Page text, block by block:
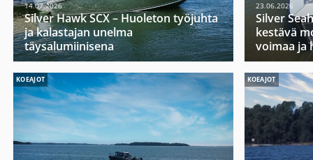
14.07.2026
Silver Hawk SCX – Huoleton työjuhta
ja kalastajan unelma
täysalumiinisena
23.06.2026
Silver
kestävä
voimaa ja
KOEAJOT KOEAJOT